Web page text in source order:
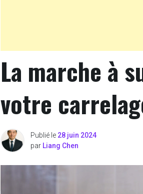
La marche à
votre
Publié le 28 juin 2024
par Liang Chen